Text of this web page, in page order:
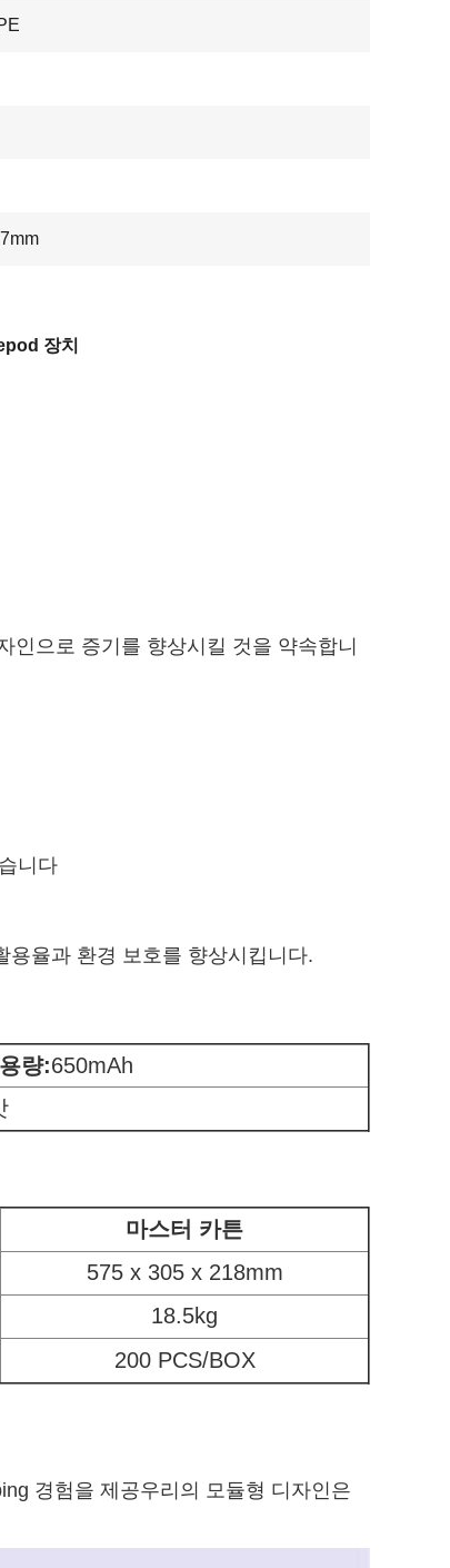
장치
으로 증기를 향상시킬 것을 약속합니
니다
율과 환경 보호를 향상시킵니다.
량:650mAh
마스터 카튼
575 x 305 x 218mm
18.5kg
200 PCS/BOX
경험을 제공우리의 모듈형 디자인은